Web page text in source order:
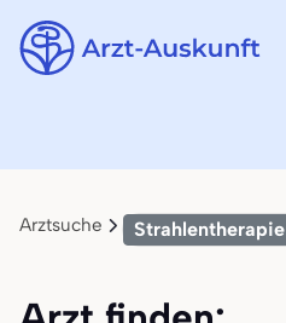
Arztsuche Strahlentherapie